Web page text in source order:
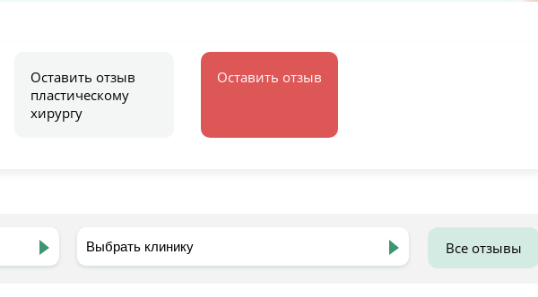
Оставить отзыв
пластическому
хирургу
Оставить отзыв
Все отзывы